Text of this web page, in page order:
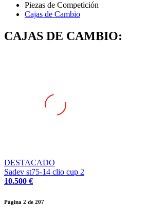
CAJAS DE CAMBIO:
Sadev st75-14 clio cup 2
10.500 €